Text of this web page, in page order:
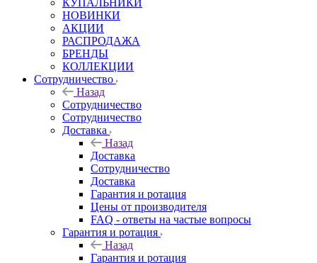
КУПАЛЬНИКИ
НОВИНКИ
АКЦИИ
РАСПРОДАЖА
БРЕНДЫ
КОЛЛЕКЦИИ
Сотрудничество
Назад
Сотрудничество
Сотрудничество
Доставка
Назад
Доставка
Сотрудничество
Доставка
Гарантия и ротация
Цены от производителя
FAQ - ответы на частые вопросы
Гарантия и ротация
Назад
Гарантия и ротация